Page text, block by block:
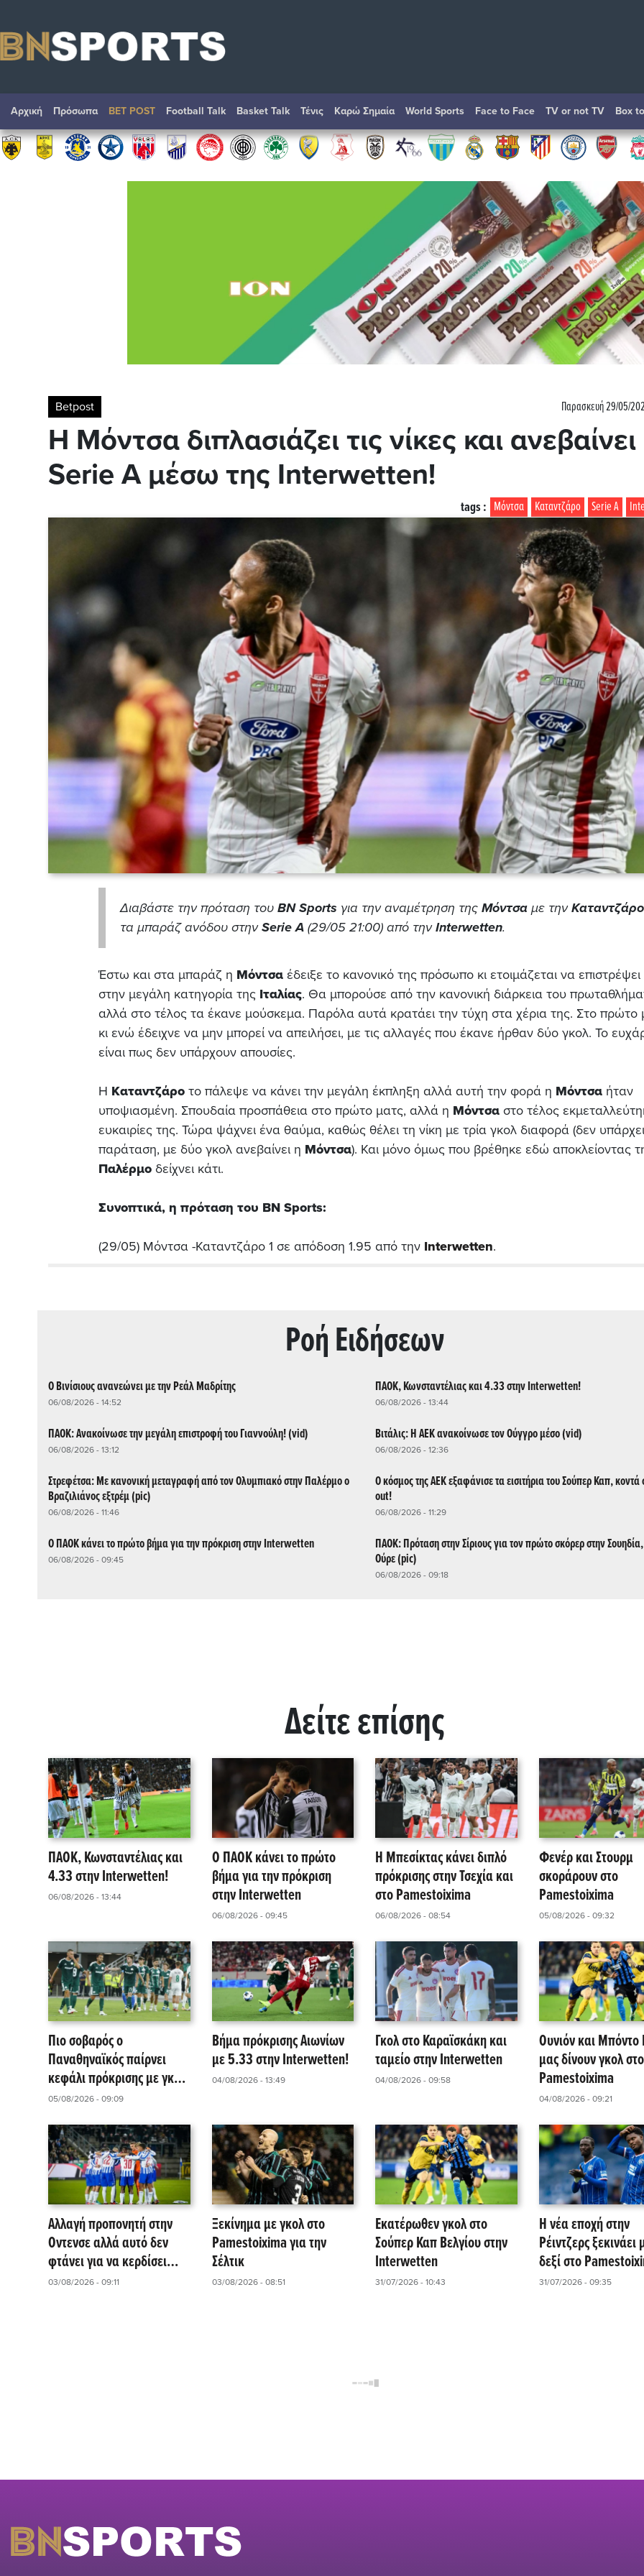
Αρχική Πρόσωπα BET POST Football Talk Basket Talk Τένις Καρώ Σημαία World Sports Face to Face TV or not TV Box
Betpost Παρασκευή 29/05/
Η Μόντσα διπλασιάζει τις νίκες και ανεβαίνει
Serie A μέσω της Interwetten!
Serie A
Καταντζάρο
Μόντσα
tags :
Διαβάστε την πρόταση του BN Sports για την αναμέτρηση της Μόντσα με τηνΚαταντζάρο
τα μπαράζ ανόδου στηνSerie A (29/05 21:00) από τηνInterwetten.
Έστω και στα μπαράζ η Μόντσα έδειξε το κανονικό της πρόσωπο κι ετοιμάζεται να
στην μεγάλη κατηγορία της Ιταλίας. Θα μπορούσε από την κανονική διάρκεια του
αλλά στο τέλος τα έκανε μούσκεμα. Παρόλα αυτά κρατάει την τύχη στα χέρια της. Στο πρώτο
κι ενώ έδειχνε να μην μπορεί να απειλήσει, με τις αλλαγές που έκανε ήρθαν δύο γκολ. Το
είναι πως δεν υπάρχουν απουσίες.
Η Καταντζάρο το πάλεψε να κάνει την μεγάλη έκπληξη αλλά αυτή την φορά η Μόντσα ήταν
υποψιασμένη. Σπουδαία προσπάθεια στο πρώτο ματς, αλλά η Μόντσα στο τέλος
ευκαιρίες της. Τώρα ψάχνει ένα θαύμα, καθώς θέλει τη νίκη με τρία γκολ διαφορά (δεν υπάρχει
παράταση, με δύο γκολ ανεβαίνει η Μόντσα). Και μόνο όμως που βρέθηκε εδώ αποκλείοντας
Παλέρμο δείχνει κάτι.
Συνοπτικά, η πρόταση του BN Sports:
(29/05) Μόντσα -Καταντζάρο 1 σε απόδοση 1.95 από την Interwetten.
Ρoή Ειδήσεων
Ο Βινίσιους ανανεώνει με την Ρεάλ Μαδρίτης
06/08/2026 - 14:52
ΠΑΟΚ, Κωνσταντέλιας και 4.33 στην Interwetten!
06/08/2026 - 13:44
ΠΑΟΚ: Ανακοίνωσε την μεγάλη επιστροφή του Γιαννούλη! (vid)
06/08/2026 - 13:12
Βιτάλις: Η ΑΕΚ ανακοίνωσε τον Ούγγρο μέσο (vid)
06/08/2026 - 12:36
Στρεφέτσα: Με κανονική μεταγραφή από τον Ολυμπιακό στην Παλέρμο ο
Βραζιλιάνος εξτρέμ (pic)
06/08/2026 - 11:46
Ο κόσμος της ΑΕΚ εξαφάνισε τα εισιτήρια του Σούπερ Καπ, κοντά
out!
06/08/2026 - 11:29
Ο ΠΑΟΚ κάνει το πρώτο βήμα για την πρόκριση στην Interwetten
06/08/2026 - 09:45
ΠΑΟΚ: Πρόταση στην Σίριους για τον πρώτο σκόρερ στην
Ούρε (pic)
06/08/2026 - 09:18
Δείτε επίσης
ΠΑΟΚ, Κωνσταντέλιας και
4.33 στην Interwetten!
06/08/2026 - 13:44
Ο ΠΑΟΚ κάνει το πρώτο
βήμα για την πρόκριση
στην Interwetten
06/08/2026 - 09:45
Η Μπεσίκτας κάνει διπλό
πρόκρισης στην Τσεχία και
στο Pamestoixima
06/08/2026 - 08:54
Φενέρ και Στουρμ
σκοράρουν στο
Pamestoixima
05/08/2026 - 09:32
Πιο σοβαρός ο
Παναθηναϊκός παίρνει
κεφάλι πρόκρισης με γκολ
στην Interwetten
05/08/2026 - 09:09
Βήμα πρόκρισης Αιωνίων
με 5.33 στην Interwetten!
04/08/2026 - 13:49
Γκολ στο Καραϊσκάκη και
ταμείο στην Interwetten
04/08/2026 - 09:58
Ουνιόν και Μπόντο
μας δίνουν γκολ στο
Pamestoixima
04/08/2026 - 09:21
Αλλαγή προπονητή στην
Οντενσε αλλά αυτό δεν
φτάνει για να κερδίσει
στην Interwetten
03/08/2026 - 09:11
Ξεκίνημα με γκολ στο
Pamestoixima για την
Σέλτικ
03/08/2026 - 08:51
Εκατέρωθεν γκολ στο
Σούπερ Καπ Βελγίου στην
Interwetten
31/07/2026 - 10:43
Η νέα εποχή στην
Ρέιντζερς ξεκινάει
δεξί στο
31/07/2026 - 09:35